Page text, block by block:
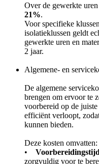
Over de gewerkte
21%.
Voor specifieke
isolatieklussen geldt
gewerkte uren en
2 jaar.
Algemene- en
De algemene
brengen om ervoor te
voorbereid op de
efficiënt verloopt,
kunnen bieden.
Deze kosten omvatten:
•
zorgvuldig voor te